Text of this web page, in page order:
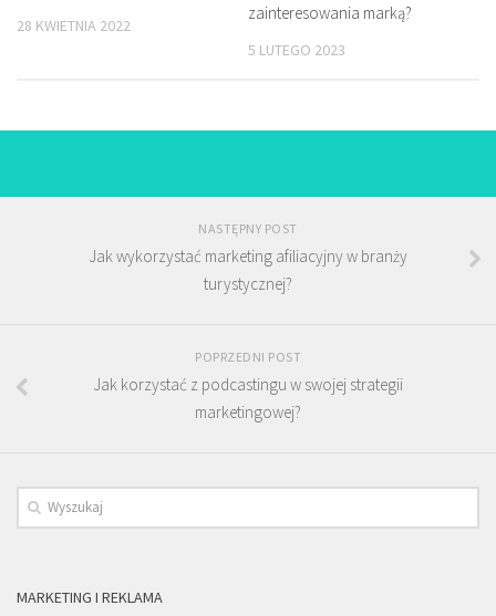
28 KWIETNIA 2022
zainteresowania marką?
5 LUTEGO 2023
NASTĘPNY POST
Jak wykorzystać marketing afiliacyjny w branży
turystycznej?
POPRZEDNI POST
Jak korzystać z podcastingu w swojej strategii
marketingowej?
MARKETING I REKLAMA